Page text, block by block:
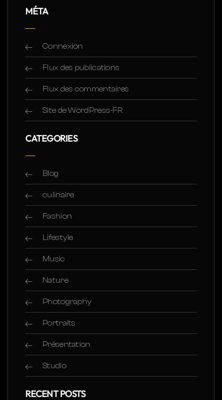
MÉTA
Connexion
Flux des publications
Flux des commentaires
Site de WordPress-FR
CATEGORIES
Blog
culinaire
Fashion
Lifestyle
Music
Nature
Photography
Portraits
Présentation
Studio
RECENT POSTS